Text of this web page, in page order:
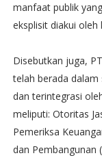
manfaat publik
eksplisit diakui oleh
Disebutkan juga,
telah berada
dan terintegrasi
meliputi: Otoritas
Pemeriksa
dan Pembangunan